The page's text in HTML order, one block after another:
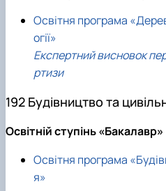
Освітня програма
огії»
Експертний висновок
ртизи
192 Будівництво та
Освітній ступінь «Бакалавр»
Освітня програма
я»